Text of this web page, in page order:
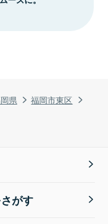
県
福岡市東区
がす